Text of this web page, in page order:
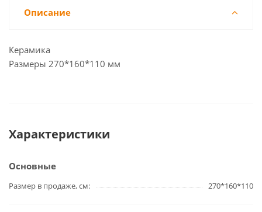
Описание
Керамика
Размеры 270*160*110 мм
Характеристики
Основные
Размер в продаже, см 270*160*110